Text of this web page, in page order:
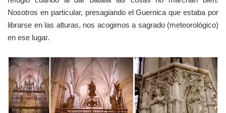
Nosotros en particular, presagiando el Guernica que estaba por
librarse en las alturas, nos acogimos a sagrado (meteorológico)
en ese lugar.